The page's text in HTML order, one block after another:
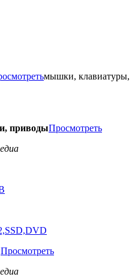
мышки, клавиатуры,
приводыПросмотреть
Просмотреть